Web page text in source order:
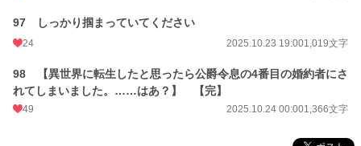
97 しっかり掴まっていてください
24 2025.10.23 19:001,019文字
98 【異世界に転生したと思ったら公爵令息の4番目の婚約者にさ
れてしまいました。……はあ？】 【完】
49 2025.10.24 00:001,366文字